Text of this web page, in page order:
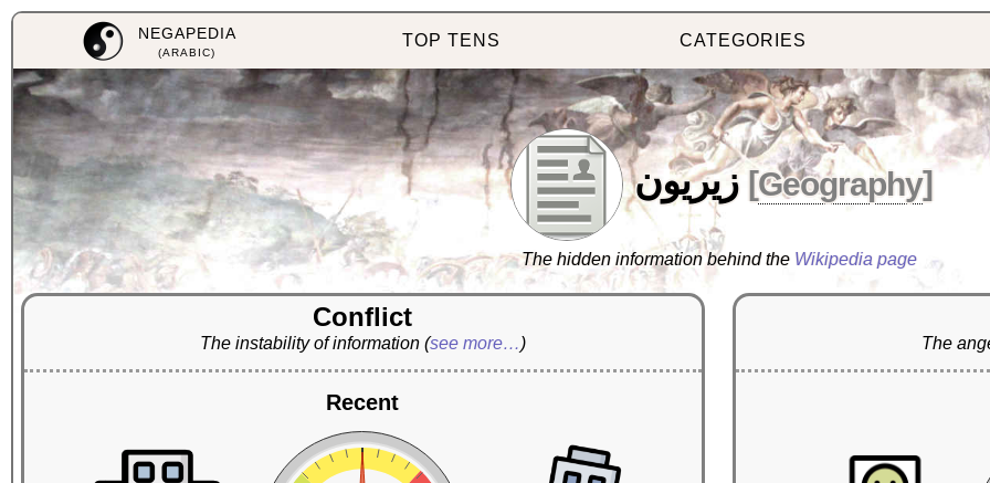
NEGAPEDIA
(ARABIC)
TOP TENS CATEGORIES
زيريون [Geography]
The hidden information behind the Wikipedia page
Conflict
The instability of information (see more…)
Recent
The